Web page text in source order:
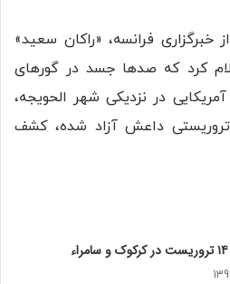
فرانسه، «راکان سعید»
کرد که صدها جسد در گورهای
در نزدیکی شهر الحویجه،
تروریستی داعش آزاد شده، کشف